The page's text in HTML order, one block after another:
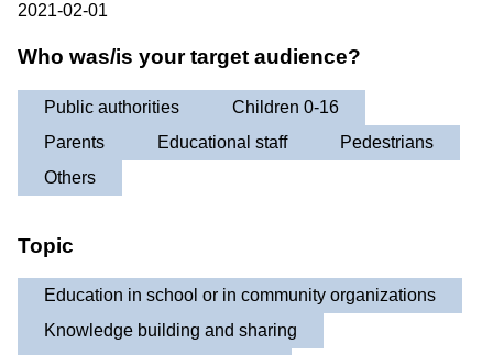
2021-02-01
Who was/is your target audience?
Public authorities
Children 0-16
Parents
Educational staff
Pedestrians
Others
Topic
Education in school or in community organizations
Knowledge building and sharing